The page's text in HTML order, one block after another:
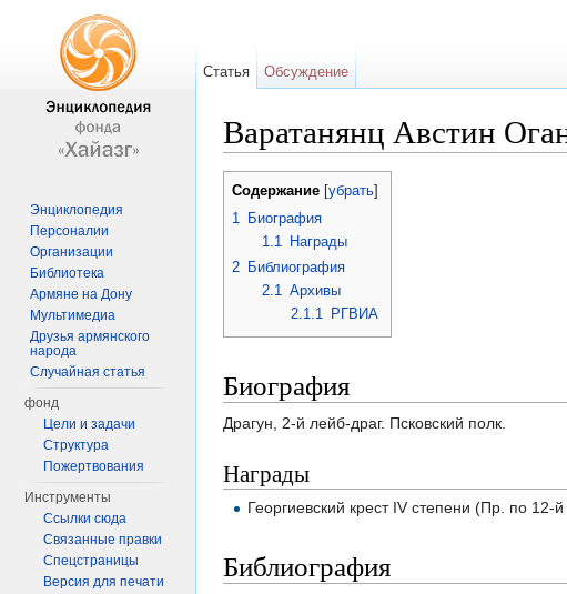
Варатанянц Австин
Содержание убрать
1 Биография
1.1
Награды
2 Библиография
2.1
Архивы
2.1.1
РГВИА
Биография
Драгун, 2-й лейб-драг. Псковский полк.
Награды
Георгиевский крест IV степени (Пр. по
Библиография
Статья Обсуждение
Энциклопедия
Персоналии
Организации
Библиотека
Армяне на Дону
Мультимедиа
Друзья армянского
народа
Случайная статья
фонд
Цели и задачи
Структура
Пожертвования
Инструменты
Ссылки сюда
Связанные правки
Спецстраницы
Версия для печати